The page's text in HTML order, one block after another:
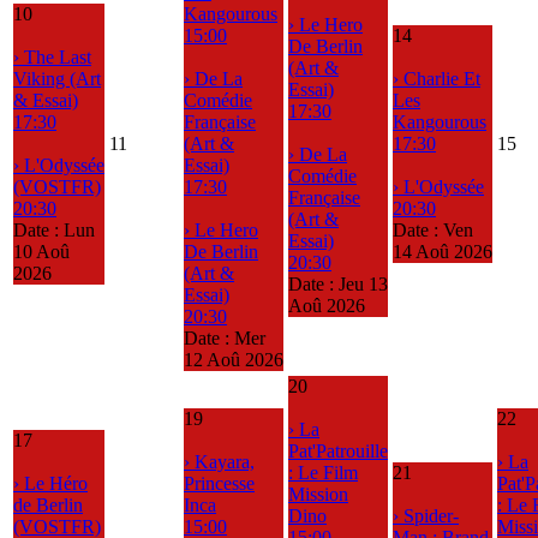
10
› The Last
Viking (Art
& Essai)
17:30
› L'Odyssée
(VOSTFR)
20:30
Date : Lun
10 Aoû
2026
11
Kangourous
15:00
› De La
Comédie
Française
(Art &
Essai)
17:30
› Le Hero
De Berlin
(Art &
Essai)
20:30
Date : Mer
12 Aoû 2026
› Le Hero
De Berlin
(Art &
Essai)
17:30
› De La
Comédie
Française
(Art &
Essai)
20:30
Date : Jeu 13
Aoû 2026
14
› Charlie Et
Les
Kangourous
17:30
› L'Odyssée
20:30
Date : Ven
14 Aoû 2026
15
17
› Le Héro
de Berlin
(VOSTFR)
19
› Kayara,
Princesse
Inca
15:00
20
› La
Pat'Patrouille
: Le Film
Mission
Dino
21
› Spider-
22
› La
: Le